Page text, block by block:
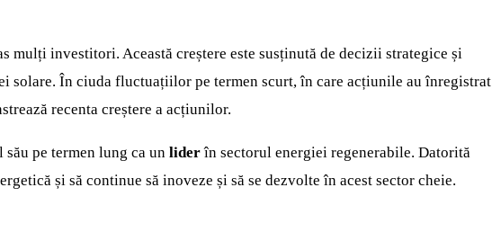
mulți investitori. Această creștere este susținută de decizii strategice și
solare. În ciuda fluctuațiilor pe termen scurt, în care acțiunile au înregistrat
recenta creștere a acțiunilor.
pe termen lung ca un liderîn sectorul energiei regenerabile. Datorită
și să continue să inoveze și să se dezvolte în acest sector cheie.